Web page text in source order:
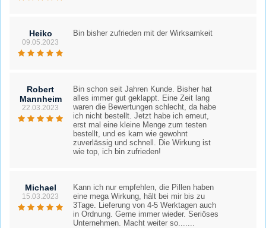
Heiko
09.05.2023
Bin bisher zufrieden mit der Wirksamkeit
Robert
Mannheim
22.03.2023
Bin schon seit Jahren Kunde. Bisher hat
alles immer gut geklappt. Eine Zeit lang
waren die Bewertungen schlecht, da habe
ich nicht bestellt. Jetzt habe ich erneut,
erst mal eine kleine Menge zum testen
bestellt, und es kam wie gewohnt
zuverlässig und schnell. Die Wirkung ist
wie top, ich bin zufrieden!
Michael
15.03.2023
Kann ich nur empfehlen, die Pillen haben
eine mega Wirkung, hält bei mir bis zu
3Tage. Lieferung von 4-5 Werktagen auch
in Ordnung. Gerne immer wieder. Seriöses
Unternehmen. Macht weiter so.......